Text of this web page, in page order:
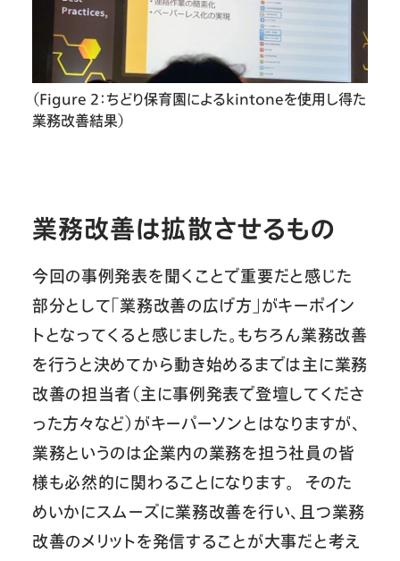
（Figure 2：ちどり保育園によるkintoneを使用し得た
業務改善結果）
業務改善は拡散させるもの
今回の事例発表を聞くことで重要だと感じた
部分として「業務改善の広げ方」がキーポイン
トとなってくると感じました。もちろん業務改善
を行うと決めてから動き始めるまでは主に業務
改善の担当者（主に事例発表で登壇してくださ
った方々など）がキーパーソンとはなりますが、
業務というのは企業内の業務を担う社員の皆
様も必然的に関わることになります。 そのた
めいかにスムーズに業務改善を行い、且つ業務
改善のメリットを発信することが大事だと考え